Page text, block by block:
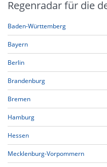
Regenradar für die
Baden-Württemberg
Bayern
Berlin
Brandenburg
Bremen
Hamburg
Hessen
Mecklenburg-Vorpommern